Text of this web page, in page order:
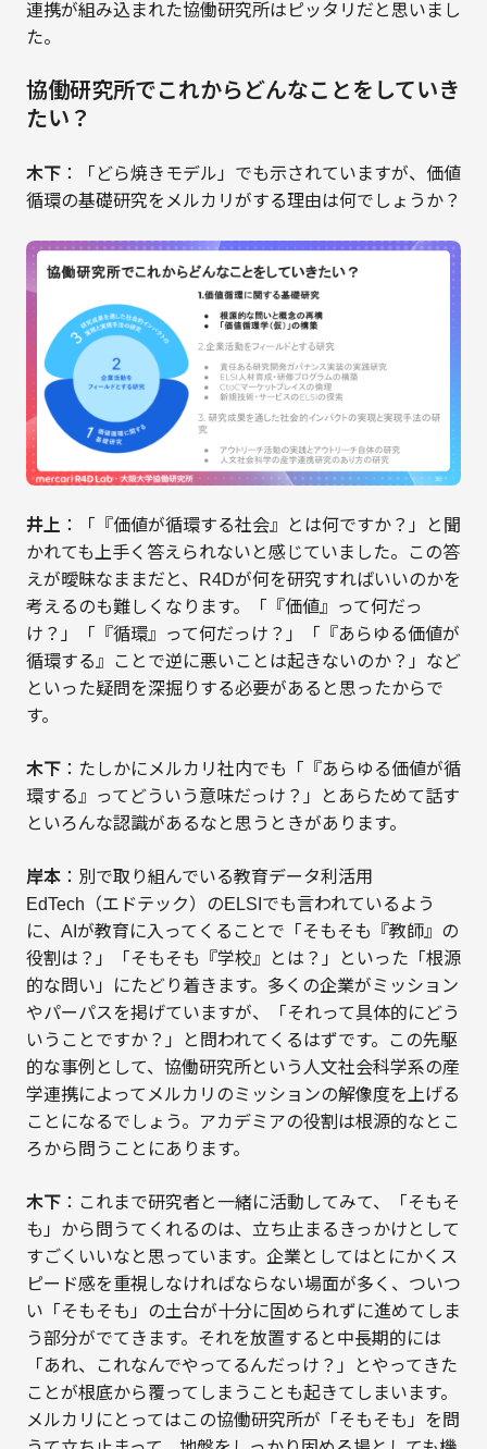
連携が組み込まれた協働研究所はピッタリだと思いまし
た。
協働研究所でこれからどんなことをしていき
たい？
木下：「どら焼きモデル」でも示されていますが、価値
循環の基礎研究をメルカリがする理由は何でしょうか？
井上 ：「『価値が循環する社会』とは何ですか？」と聞
かれても上手く答えられないと感じていました。この答
えが曖昧なままだと、R4Dが何を研究すればいいのかを
考えるのも難しくなります。「『価値』って何だっ
け？」「『循環』って何だっけ？」「『あらゆる価値が
循環する』ことで逆に悪いことは起きないのか？」など
といった疑問を深掘りする必要があると思ったからで
す。
木下：たしかにメルカリ社内でも「『あらゆる価値が循
環する』ってどういう意味だっけ？」とあらためて話す
といろんな認識があるなと思うときがあります。
岸本：別で取り組んでいる教育データ利活用
EdTech（エドテック）のELSIでも言われているよう
に、AIが教育に入ってくることで「そもそも『教師』の
役割は？」「そもそも『学校』とは？」といった「根源
的な問い」にたどり着きます。多くの企業がミッション
やパーパスを掲げていますが、「それって具体的にどう
いうことですか？」と問われてくるはずです。この先駆
的な事例として、協働研究所という人文社会科学系の産
学連携によってメルカリのミッションの解像度を上げる
ことになるでしょう。アカデミアの役割は根源的なとこ
ろから問うことにあります。
木下：これまで研究者と一緒に活動してみて、「そもそ
も」から問うてくれるのは、立ち止まるきっかけとして
すごくいいなと思っています。企業としてはとにかくス
ピード感を重視しなければならない場面が多く、ついつ
い「そもそも」の土台が十分に固められずに進めてしま
う部分がでてきます。それを放置すると中長期的には
「あれ、これなんでやってるんだっけ？」とやってきた
ことが根底から覆ってしまうことも起きてしまいます。
メルカリにとってはこの協働研究所が「そもそも」を問